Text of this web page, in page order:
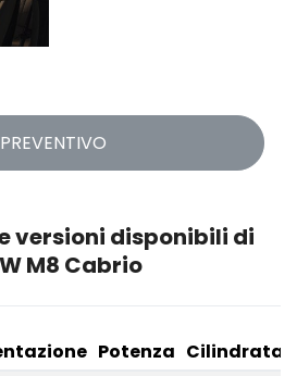
PREVENTIVO
versioni disponibili di
M8 Cabrio
Potenza Cilindrata